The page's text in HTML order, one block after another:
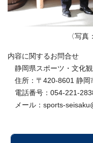
〈写真
内容に関するお問合せ
静岡県スポーツ・文化
住所：〒420-8601 静岡
電話番号：054-221-
メール：sports-